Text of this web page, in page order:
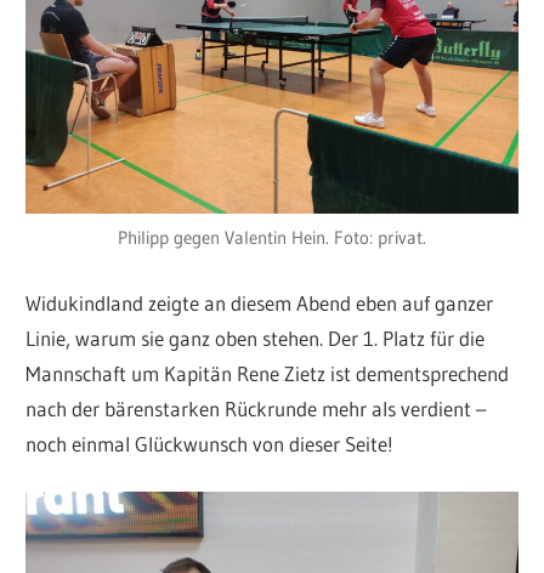
Philipp gegen Valentin Hein. Foto: privat.
Widukindland zeigte an diesem Abend eben auf ganzer
Linie, warum sie ganz oben stehen. Der 1. Platz für die
Mannschaft um Kapitän Rene Zietz ist dementsprechend
nach der bärenstarken Rückrunde mehr als verdient –
noch einmal Glückwunsch von dieser Seite!